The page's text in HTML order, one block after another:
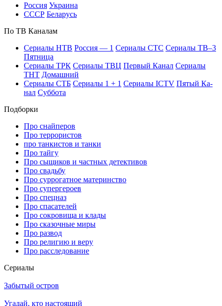
Рос­сия Ук­раи­на
СССР Бе­ла­русь
По ТВ Ка­на­лам
Се­риа­лы НТВ Рос­сия — 1 Се­риа­лы СТС Се­риа­лы ТВ–3
Пят­ни­ца
Се­риа­лы ТРК Се­риа­лы ТВЦ Пер­вый Ка­нал Се­риа­лы
ТНТ До­маш­ний
Се­риа­лы СТБ Се­риа­лы 1 + 1 Се­риа­лы ICTV Пя­тый Ка­
нал Суб­бо­та
Подборки
Про снайперов
Про террористов
про танкистов и танки
Про тайгу
Про сыщиков и частных детективов
Про свадьбу
Про суррогатное материнство
Про супергероев
Про спецназ
Про спасателей
Про сокровища и клады
Про сказочные миры
Про развод
Про религию и веру
Про расследование
Се­риа­лы
Забытый остров
Угадай, кто настоящий